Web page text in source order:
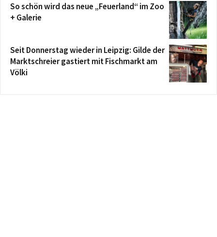
So schön wird das neue „Feuerland“ im Zoo
+ Galerie
Seit Donnerstag wieder in Leipzig: Gilde der
Marktschreier gastiert mit Fischmarkt am
Völki